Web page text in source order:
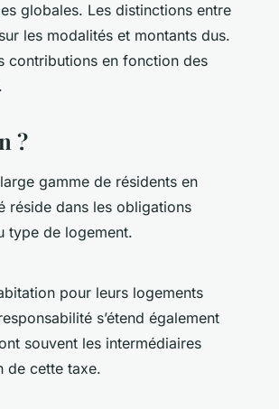
globales. Les distinctions entre
les modalités et montants dus.
contributions en fonction des
?
gamme de résidents en
réside dans les obligations
type de logement.
pour leurs logements
s’étend également
souvent les intermédiaires
de cette taxe.